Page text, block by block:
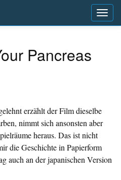
Pancreas
erzählt der Film dieselbe
nimmt sich ansonsten aber
heraus. Das ist nicht
die Geschichte in Papierform
auch an der japanischen Version